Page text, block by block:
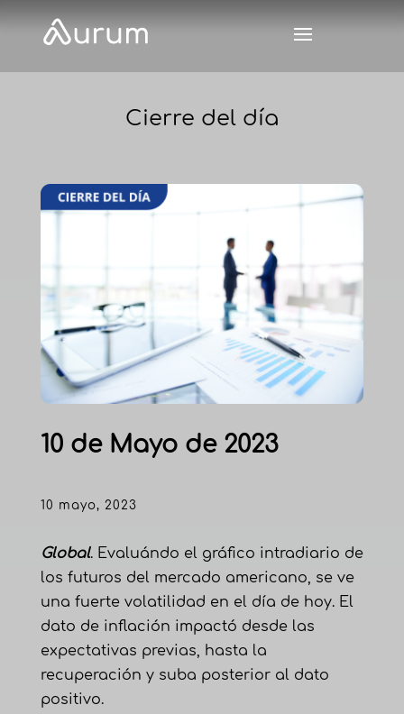
Cierre del día
10 de Mayo de 2023
10 mayo, 2023
Global. Evaluándo el gráfico intradiario de
los futuros del mercado americano, se ve
una fuerte volatilidad en el día de hoy. El
dato de inflación impactó desde las
expectativas previas, hasta la
recuperación y suba posterior al dato
positivo.